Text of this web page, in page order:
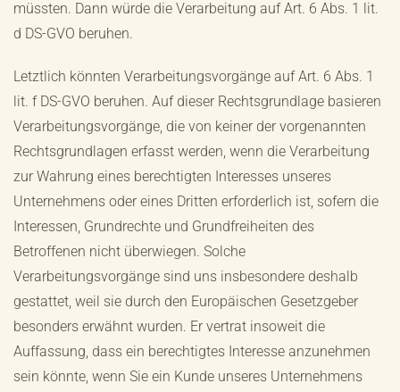
müssten. Dann würde die Verarbeitung auf Art. 6 Abs. 1 lit.
d DS-GVO beruhen.
Letztlich könnten Verarbeitungsvorgänge auf Art. 6 Abs. 1
lit. f DS-GVO beruhen. Auf dieser Rechtsgrundlage basieren
Verarbeitungsvorgänge, die von keiner der vorgenannten
Rechtsgrundlagen erfasst werden, wenn die Verarbeitung
zur Wahrung eines berechtigten Interesses unseres
Unternehmens oder eines Dritten erforderlich ist, sofern die
Interessen, Grundrechte und Grundfreiheiten des
Betroffenen nicht überwiegen. Solche
Verarbeitungsvorgänge sind uns insbesondere deshalb
gestattet, weil sie durch den Europäischen Gesetzgeber
besonders erwähnt wurden. Er vertrat insoweit die
Auffassung, dass ein berechtigtes Interesse anzunehmen
sein könnte, wenn Sie ein Kunde unseres Unternehmens